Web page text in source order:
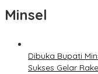
Minsel
Dibuka Bupati
Sukses Gelar